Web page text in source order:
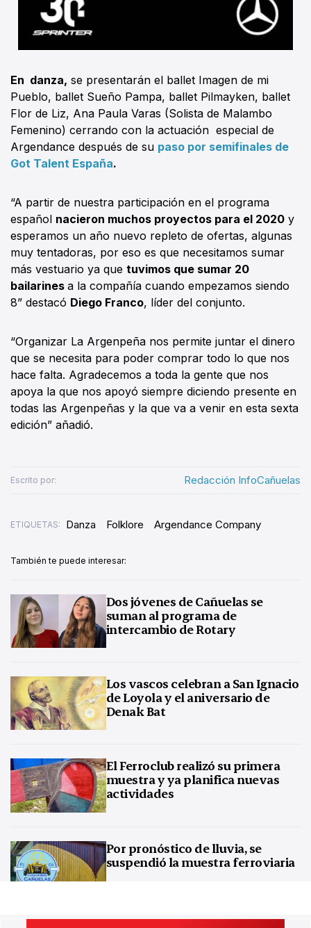
En danza, se presentarán el ballet Imagen de mi
Pueblo, ballet Sueño Pampa, ballet Pilmayken, ballet
Flor de Liz, Ana Paula Varas (Solista de Malambo
Femenino) cerrando con la actuación especial de
Argendance después de su paso por semifinales de
Got Talent España.
“A partir de nuestra participación en el programa
español nacieron muchos proyectos para el 2020 y
esperamos un año nuevo repleto de ofertas, algunas
muy tentadoras, por eso es que necesitamos sumar
más vestuario ya que tuvimos que sumar 20
bailarines a la compañía cuando empezamos siendo
8” destacó Diego Franco, líder del conjunto.
“Organizar La Argenpeña nos permite juntar el dinero
que se necesita para poder comprar todo lo que nos
hace falta. Agradecemos a toda la gente que nos
apoya la que nos apoyó siempre diciendo presente en
todas las Argenpeñas y la que va a venir en esta sexta
edición” añadió.
Escrito por: Redacción InfoCañuelas
ETIQUETAS: Danza Folklore Argendance Company
También te puede interesar:
Dos jóvenes de Cañuelas se
suman al programa de
intercambio de Rotary
Los vascos celebran a San Ignacio
de Loyola y el aniversario de
Denak Bat
El Ferroclub realizó su primera
muestra y ya planifica nuevas
actividades
Por pronóstico de lluvia, se
suspendió la muestra ferroviaria